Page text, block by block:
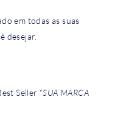
em todas as suas
desejar.
Seller “SUA MARCA